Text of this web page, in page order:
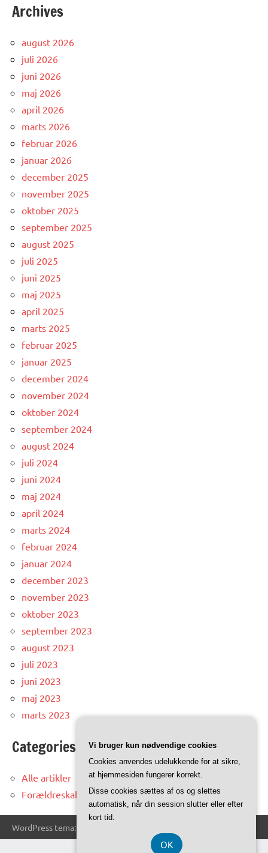
Archives
august 2026
juli 2026
juni 2026
maj 2026
april 2026
marts 2026
februar 2026
januar 2026
december 2025
november 2025
oktober 2025
september 2025
august 2025
juli 2025
juni 2025
maj 2025
april 2025
marts 2025
februar 2025
januar 2025
december 2024
november 2024
oktober 2024
september 2024
august 2024
juli 2024
juni 2024
maj 2024
april 2024
marts 2024
februar 2024
januar 2024
december 2023
november 2023
oktober 2023
september 2023
august 2023
juli 2023
juni 2023
maj 2023
marts 2023
Categories
Alle artikler
Forældreskab
WordPress tema: Dynamico by ThemeZee.
Vi bruger kun nødvendige cookies
Cookies anvendes udelukkende for at sikre,
at hjemmesiden fungerer korrekt.
Disse cookies sættes af os og slettes
automatisk, når din session slutter eller efter
kort tid.
OK